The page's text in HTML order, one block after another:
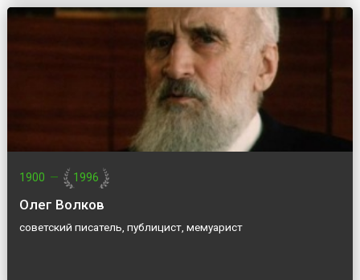
1900 — 1996
Олег Волков
советский писатель, публицист, мемуарист